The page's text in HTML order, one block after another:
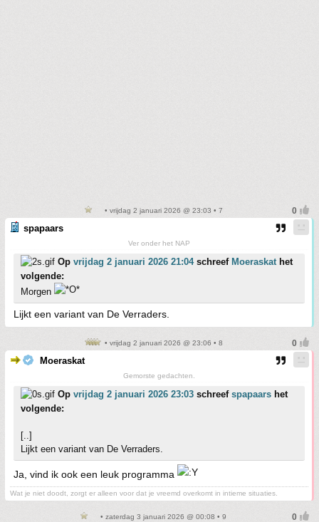
• vrijdag 2 januari 2026 @ 23:03 • 7
spapaars
Ver onder het NAP
Op vrijdag 2 januari 2026 21:04schreef Moeraskathet
volgende:
Morgen
Lijkt een variant van De Verraders.
• vrijdag 2 januari 2026 @ 23:06 • 8
Moeraskat
Gemorste gedachten.
Op vrijdag 2 januari 2026 23:03 schreef spapaars het
volgende:
[..]
Lijkt een variant van De Verraders.
Ja, vind ik ook een leuk programma
Wat je niet doodt, zorgt er alleen voor dat je vreemd overkomt in intieme situaties.
• zaterdag 3 januari 2026 @ 00:08 • 9